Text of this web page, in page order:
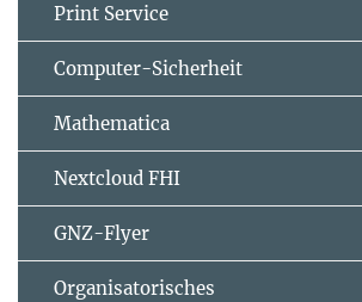
Print Service
Computer-Sicherheit
Mathematica
Nextcloud FHI
GNZ-Flyer
Organisatorisches